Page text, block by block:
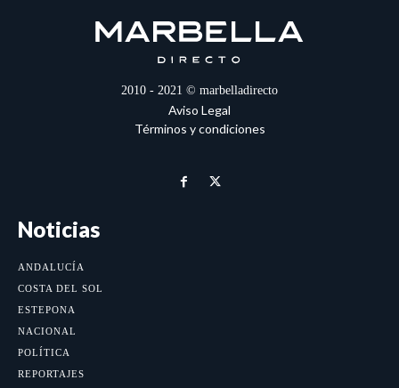
2010 - 2021 © marbelladirecto
Aviso Legal
Términos y condiciones
Noticias
ANDALUCÍA
COSTA DEL SOL
ESTEPONA
NACIONAL
POLÍTICA
REPORTAJES